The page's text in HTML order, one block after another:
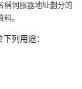
稱伺服器地址劃分的
。
列用途：